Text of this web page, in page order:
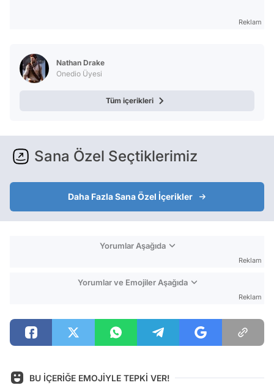
Reklam
Nathan Drake
Onedio Üyesi
Tüm içerikleri
Sana Özel Seçtiklerimiz
Daha Fazla Sana Özel İçerikler
Yorumlar Aşağıda
Reklam
Yorumlar ve Emojiler Aşağıda
Reklam
BU İÇERİĞE EMOJİYLE TEPKİ VER!